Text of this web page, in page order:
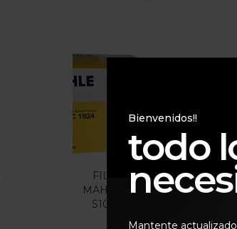
FILTRO DE ACEITE
MAHLE BMW F800GS
S1000RR RR12000
75.000
Bienvenidos!!
todo
Mantente